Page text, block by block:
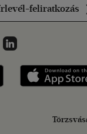
feliratkozás
on
az Instagramon
Libri a
Libri applikáció